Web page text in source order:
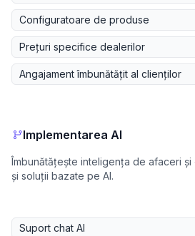
Configuratoare de produse
Prețuri specifice dealerilor
Angajament îmbunătățit al clienților
Implementarea AI
Îmbunătățește inteligența de afaceri
și soluții bazate pe AI.
Suport chat AI